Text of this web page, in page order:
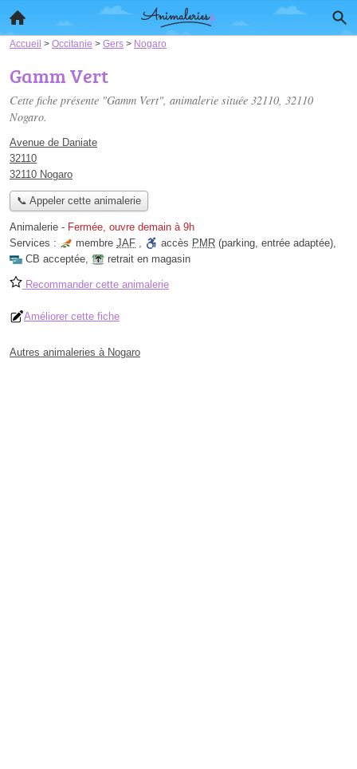
Accueil > Occitanie > Gers > Nogaro
Gamm Vert
Cette fiche présente "Gamm Vert", animalerie située 32110, 32110
Nogaro.
Avenue de Daniate
32110
32110 Nogaro
📞 Appeler cette animalerie
Animalerie - Fermée, ouvre demain à 9h
Services :
membre JAF , accès PMR (parking, entrée adaptée),
CB acceptée, retrait en magasin
Recommander cette animalerie
Améliorer cette fiche
Autres animaleries à Nogaro